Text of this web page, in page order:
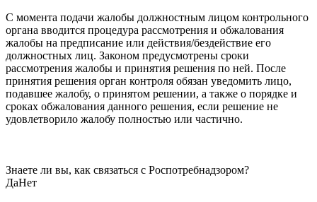
С момента подачи жалобы должностным лицом контрольного
органа вводится процедура рассмотрения и обжалования
жалобы на предписание или действия/бездействие его
должностных лиц. Законом предусмотрены сроки
рассмотрения жалобы и принятия решения по ней. После
принятия решения орган контроля обязан уведомить лицо,
подавшее жалобу, о принятом решении, а также о порядке и
сроках обжалования данного решения, если решение не
удовлетворило жалобу полностью или частично.
Знаете ли вы, как связаться с Роспотребнадзором?
ДаНет